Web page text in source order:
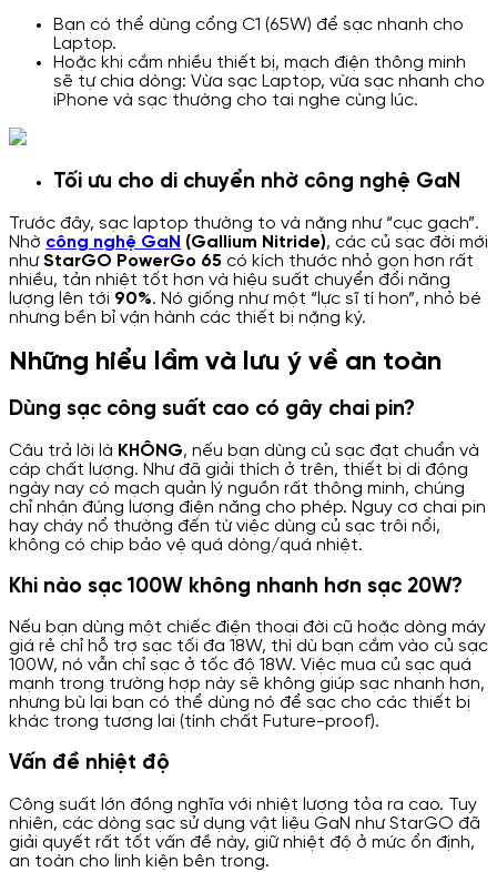
Bạn có thể dùng cổng C1 (65W) để sạc nhanh cho
Laptop.
Hoặc khi cắm nhiều thiết bị, mạch điện thông minh
sẽ tự chia dòng: Vừa sạc Laptop, vừa sạc nhanh cho
iPhone và sạc thường cho tai nghe cùng lúc.
Tối ưu cho di chuyển nhờ công nghệ GaN
Trước đây, sạc laptop thường to và nặng như “cục gạch”.
Nhờ công nghệ GaN (Gallium Nitride), các củ sạc đời mới
nhưStarGO PowerGo 65 có kích thước nhỏ gọn hơn rất
nhiều, tản nhiệt tốt hơn và hiệu suất chuyển đổi năng
lượng lên tới 90%. Nó giống như một “lực sĩ tí hon”, nhỏ bé
nhưng bền bỉ vận hành các thiết bị nặng ký.
Những hiểu lầm và lưu ý về an toàn
Dùng sạc công suất cao có gây chai pin?
Câu trả lời là KHÔNG, nếu bạn dùng củ sạc đạt chuẩn và
cáp chất lượng. Như đã giải thích ở trên, thiết bị di động
ngày nay có mạch quản lý nguồn rất thông minh, chúng
chỉ nhận đúng lượng điện năng cho phép. Nguy cơ chai pin
hay cháy nổ thường đến từ việc dùng củ sạc trôi nổi,
không có chip bảo vệ quá dòng/quá nhiệt.
Khi nào sạc 100W không nhanh hơn sạc 20W?
Nếu bạn dùng một chiếc điện thoại đời cũ hoặc dòng máy
giá rẻ chỉ hỗ trợ sạc tối đa 18W, thì dù bạn cắm vào củ sạc
100W, nó vẫn chỉ sạc ở tốc độ 18W. Việc mua củ sạc quá
mạnh trong trường hợp này sẽ không giúp sạc nhanh hơn,
nhưng bù lại bạn có thể dùng nó để sạc cho các thiết bị
khác trong tương lai (tính chất Future-proof).
Vấn đề nhiệt độ
Công suất lớn đồng nghĩa với nhiệt lượng tỏa ra cao. Tuy
nhiên, các dòng sạc sử dụng vật liệu GaN như StarGO đã
giải quyết rất tốt vấn đề này, giữ nhiệt độ ở mức ổn định,
an toàn cho linh kiện bên trong.